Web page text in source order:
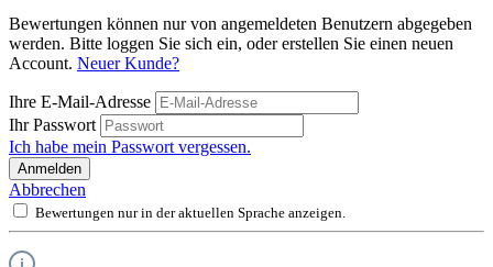
Bewertungen können nur von angemeldeten Benutzern abgegeben
werden. Bitte loggen Sie sich ein, oder erstellen Sie einen neuen
Account. Neuer Kunde?
Ihre E-Mail-Adresse
Ihr Passwort
Ich habe mein Passwort vergessen.
Anmelden
Abbrechen
Bewertungen nur in der aktuellen Sprache anzeigen.